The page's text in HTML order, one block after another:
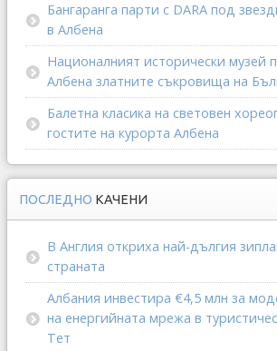
Бангаранга парти с DARA под
в Албена
Националният исторически музей
Албена златните съкровища на
Балетна класика на световен
гостите на курорта Албена
ПОСЛЕДНО КАЧЕНИ
В Англия откриха най-дългия
страната
Албания инвестира €4,5 млн за
на енергийната мрежа в
Тет